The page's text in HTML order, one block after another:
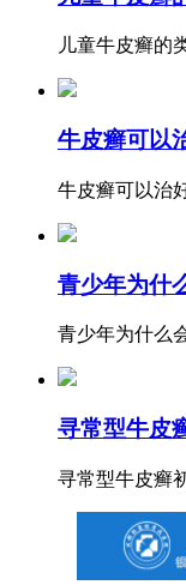
儿童牛皮癣的
牛皮癣可以
牛皮癣可以治
青少年为什
青少年为什么
寻常型牛皮
寻常型牛皮癣